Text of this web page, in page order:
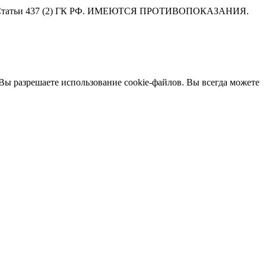
Статьи 437 (2) ГК РФ. ИМЕЮТСЯ ПРОТИВОПОКАЗАНИЯ.
разрешаете использование cookie-файлов. Вы всегда можете